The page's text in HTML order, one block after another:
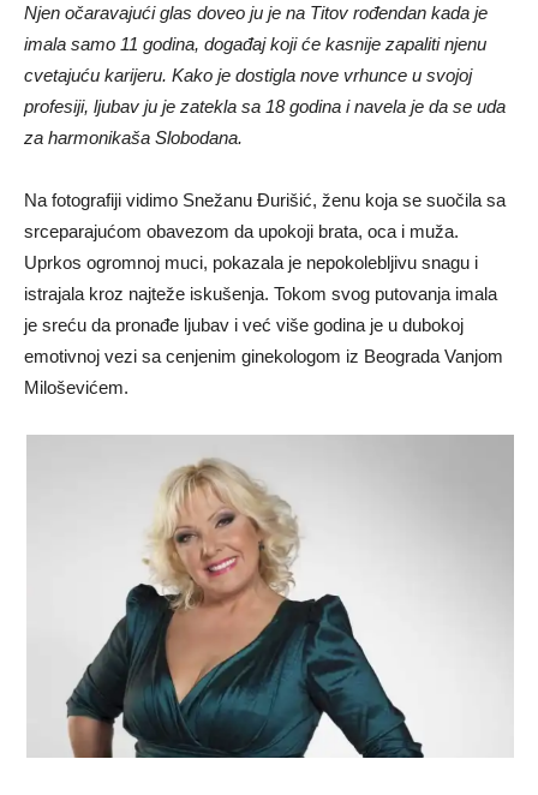
Njen očaravajući glas doveo ju je na Titov rođendan kada je
imala samo 11 godina, događaj koji će kasnije zapaliti njenu
cvetajuću karijeru. Kako je dostigla nove vrhunce u svojoj
profesiji, ljubav ju je zatekla sa 18 godina i navela je da se uda
za harmonikaša Slobodana.
Na fotografiji vidimo Snežanu Đurišić, ženu koja se suočila sa
srceparajućom obavezom da upokoji brata, oca i muža.
Uprkos ogromnoj muci, pokazala je nepokolebljivu snagu i
istrajala kroz najteže iskušenja. Tokom svog putovanja imala
je sreću da pronađe ljubav i već više godina je u dubokoj
emotivnoj vezi sa cenjenim ginekologom iz Beograda Vanjom
Miloševićem.